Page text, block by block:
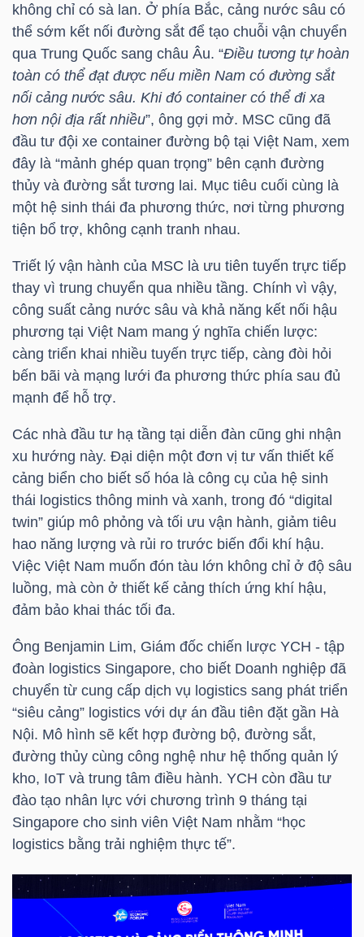
không chỉ có sà lan. Ở phía Bắc, cảng nước sâu có
thể sớm kết nối đường sắt để tạo chuỗi vận chuyển
qua Trung Quốc sang châu Âu. “Điều tương tự hoàn
toàn có thể đạt được nếu miền Nam có đường sắt
nối cảng nước sâu. Khi đó container có thể đi xa
hơn nội địa rất nhiều”, ông gợi mở. MSC cũng đã
đầu tư đội xe container đường bộ tại Việt Nam, xem
đây là “mảnh ghép quan trọng” bên cạnh đường
thủy và đường sắt tương lai. Mục tiêu cuối cùng là
một hệ sinh thái đa phương thức, nơi từng phương
tiện bổ trợ, không cạnh tranh nhau.
Triết lý vận hành của MSC là ưu tiên tuyến trực tiếp
thay vì trung chuyển qua nhiều tầng. Chính vì vậy,
công suất cảng nước sâu và khả năng kết nối hậu
phương tại Việt Nam mang ý nghĩa chiến lược:
càng triển khai nhiều tuyến trực tiếp, càng đòi hỏi
bến bãi và mạng lưới đa phương thức phía sau đủ
mạnh để hỗ trợ.
Các nhà đầu tư hạ tầng tại diễn đàn cũng ghi nhận
xu hướng này. Đại diện một đơn vị tư vấn thiết kế
cảng biển cho biết số hóa là công cụ của hệ sinh
thái logistics thông minh và xanh, trong đó “digital
twin” giúp mô phỏng và tối ưu vận hành, giảm tiêu
hao năng lượng và rủi ro trước biến đổi khí hậu.
Việc Việt Nam muốn đón tàu lớn không chỉ ở độ sâu
luồng, mà còn ở thiết kế cảng thích ứng khí hậu,
đảm bảo khai thác tối đa.
Ông Benjamin Lim, Giám đốc chiến lược YCH - tập
đoàn logistics Singapore, cho biết Doanh nghiệp đã
chuyển từ cung cấp dịch vụ logistics sang phát triển
“siêu cảng” logistics với dự án đầu tiên đặt gần Hà
Nội. Mô hình sẽ kết hợp đường bộ, đường sắt,
đường thủy cùng công nghệ như hệ thống quản lý
kho, IoT và trung tâm điều hành. YCH còn đầu tư
đào tạo nhân lực với chương trình 9 tháng tại
Singapore cho sinh viên Việt Nam nhằm “học
logistics bằng trải nghiệm thực tế”.
YẾU
TIÊU
DÙNG
CHĂM
SÓC
SỨC
KHỎE
TÀI
CHÍNH
CÔNG
NGHỆ
THÔNG
DỊCH
VỤ
TRUYỀN
THÔNG
TIỆN